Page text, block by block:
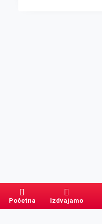
Početna Izdvajamo